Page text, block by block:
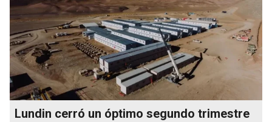
Lundin cerró un óptimo segundo trimestre